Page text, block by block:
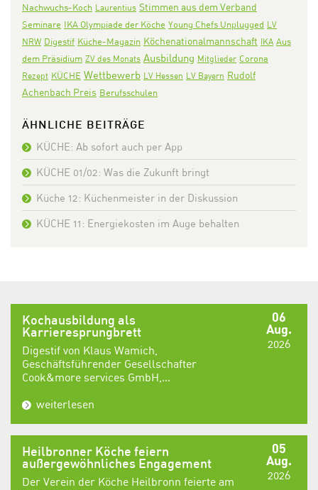
Nachwuchs-Koch Laurentius Stimmen aus dem Verband
Seminare IKA Olympiade der Köche Young Chefs Unplugged LV
NRW Digestif Küche-Magazin Köchenationalmannschaft IKA Aus
dem Präsidium ZV des Monats Ausbildung Mitglieder Corona
Rezept KÜCHE Wettbewerb LV Hessen LV Bayern Rudolf
Achenbach Preis Berufsschulen
ÄHNLICHE BEITRÄGE
KÜCHE: Ab sofort auch per App
KÜCHE 01/02: Was die Zukunft bringt
Küche 12: Küchenmeister in der Diskussion
KÜCHE 11: Energiekosten im Auge behalten
06
Aug.
2026
Kochausbildung als
Karrieresprungbrett
Digestif von Klaus Wamich,
Geschäftsführender Gesellschafter
Cook&more services GmbH,...
weiterlesen
05
Aug.
2026
Heilbronner Köche feiern
außergewöhnliches Engagement
Der Verein der Köche Heilbronn feierte am